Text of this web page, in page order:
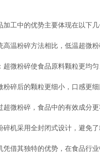
工中的优势主要体现在以下几
粉碎方法相比，低温超微粉
粉碎使食品原料颗粒更均匀
后的颗粒更细小，口感更细
粉碎，食品中的有效成分更
采用全封闭式设计，避免了
其独特的优势，在食品行业